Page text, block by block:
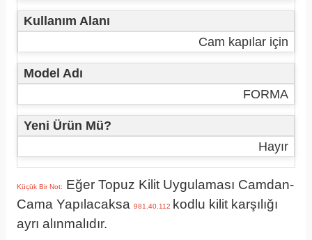
Kullanım Alanı
Cam kapılar için
Model Adı
FORMA
Yeni Ürün Mü?
Hayır
Küçük Bir Not:
Eğer Topuz Kilit Uygulaması Camdan-
Cama Yapılacaksa 981.40.112
kodlu kilit karşılığı
ayrı alınmalıdır.